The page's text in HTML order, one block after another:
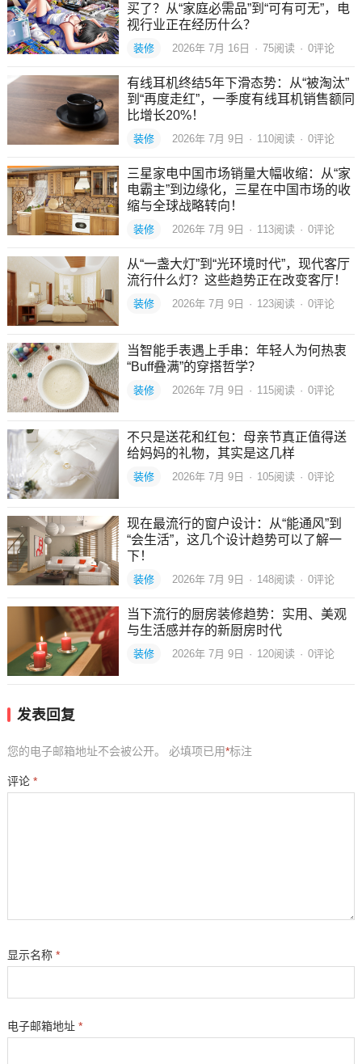
买了？从“家庭必需品”到“可有可无”，电
视行业正在经历什么？
装修 2026年 7月 16日 · 75阅读 · 0评论
有线耳机终结5年下滑态势：从“被淘汰”
到“再度走红”，一季度有线耳机销售额同
比增长20%！
装修 2026年 7月 9日 · 110阅读 · 0评论
三星家电中国市场销量大幅收缩：从“家
电霸主”到边缘化，三星在中国市场的收
缩与全球战略转向！
装修 2026年 7月 9日 · 113阅读 · 0评论
从“一盏大灯”到“光环境时代”，现代客厅
流行什么灯？这些趋势正在改变客厅！
装修 2026年 7月 9日 · 123阅读 · 0评论
当智能手表遇上手串：年轻人为何热衷
“Buff叠满”的穿搭哲学？
装修 2026年 7月 9日 · 115阅读 · 0评论
不只是送花和红包：母亲节真正值得送
给妈妈的礼物，其实是这几样
装修 2026年 7月 9日 · 105阅读 · 0评论
现在最流行的窗户设计：从“能通风”到
“会生活”，这几个设计趋势可以了解一
下！
装修 2026年 7月 9日 · 148阅读 · 0评论
当下流行的厨房装修趋势：实用、美观
与生活感并存的新厨房时代
装修 2026年 7月 9日 · 120阅读 · 0评论
发表回复
您的电子邮箱地址不会被公开。 必填项已用*标注
评论 *
显示名称 *
电子邮箱地址 *